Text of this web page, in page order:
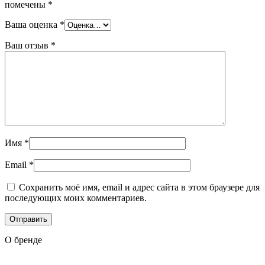
помечены *
Ваша оценка *
Ваш отзыв *
Имя *
Email *
Сохранить моё имя, email и адрес сайта в этом браузере для
последующих моих комментариев.
О бренде